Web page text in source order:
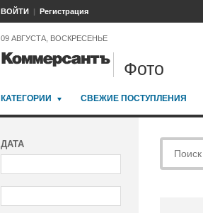
ВОЙТИ Регистрация
09 АВГУСТА, ВОСКРЕСЕНЬЕ
Фото
КАТЕГОРИИ СВЕЖИЕ ПОСТУПЛЕНИЯ
ДАТА